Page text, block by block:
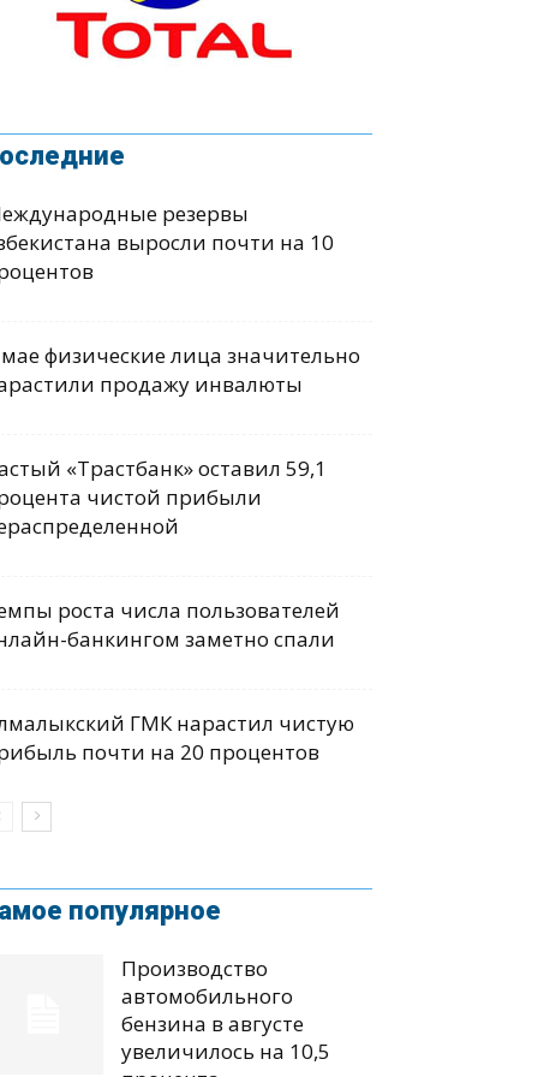
резервы
выросли почти на 10
физические лица значительно
продажу инвалюты
«Трастбанк» оставил 59,1
чистой прибыли
роста числа пользователей
банкингом заметно спали
ГМК нарастил чистую
почти на 20 процентов
популярное
Производство
автомобильного
бензина в августе
увеличилось на 10,5